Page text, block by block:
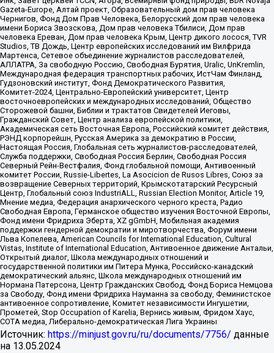
Gazeta-Europe, Алтай проект, Образовательный дом прав человека
Чернигов, Фонд Дом Прав Человека, Белорусский дом прав человека
имени Бориса Звозскова, Дом прав человека Тбилиси, Дом прав
человека Ереван, Дом прав человека Крым, Центр дикого лосося, TVR
Studios, ТВ Дождь, Центр европейских исследований им Вилфрида
Мартенса, Сетевое объединение журналистов расследователей,
АЛЛАТРА, За свободную Россию, Свободная Бурятия, Uralic, UnKremlin,
Международная федерация транспортных рабочих, ИстЧам Финланд,
Гудзоновский институт, Фонд Демократического Развития,
Комитет-2024, Центрально-Европейский университет, Центр
восточноевропейских и международных исследований, Общество
Сторожевой башни, Библии и трактатов Свидетелей Иеговы,
Гражданский Совет, Центр анализа европейской политики,
Академическая сеть Восточная Европа, Российский комитет действия,
РЭНД корпорейшн, Русская Америка за демократию в России,
Настоящая Россия, Глобальная сеть журналистов-расследователей,
Служба поддержки, Свободная Россия Берлин, Свободная Россия
Северный Рейн-Вестфалия, Фонд глобальной помощи, Антивоенный
комитет России, Russie-Libertes, La Asocicion de Rusos Libres, Союз за
возвращение Северных территорий, Крымскотатарский Ресурсный
Центр, Глобальный союз IndustriALL, Russian Election Monitor, Article 19,
Мнение медиа, Федерация анархического черного креста, Радио
Свободная Европа, Германское общество изучения Восточной Европы,
Фонд имени Фридриха Эберта, XZ gGmbH, Мобильная академия
поддержки гендерной демократии и миротворчества, Форум имени
Льва Копелева, American Councils for International Education, Cultural
Vistas, Institute of International Education, Антивоенное движение Антальи,
Открытый диалог, Школа международных отношений и
государственной политики им Питера Мунка, Российско-канадский
демократический альянс, Школа международных отношений им
Нормана Патерсона, Центр Гражданских Свобод, Фонд Бориса Немцова
за Свободу, Фонд имени Фридриха Науманна за свободу, Феминистское
антивоенное сопротивление, Комитет независимости Ингушетии,
Прометей, Stop Occupation of Karelia, Вернись живым, Фридом Хаус,
СОТА медиа, Либерально-демократическая Лига Украины
Источник: https://minjust.gov.ru/ru/documents/7756/ данные
на 13.05.2024